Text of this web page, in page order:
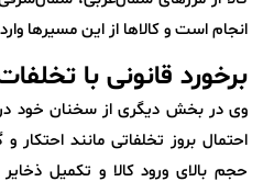
انجام است و کالاها از این مسیرها
برخورد قانونی با
وی در بخش دیگری از سخنان خود
احتمال بروز تخلفاتی مانند
حجم بالای ورود کالا و تکمیل